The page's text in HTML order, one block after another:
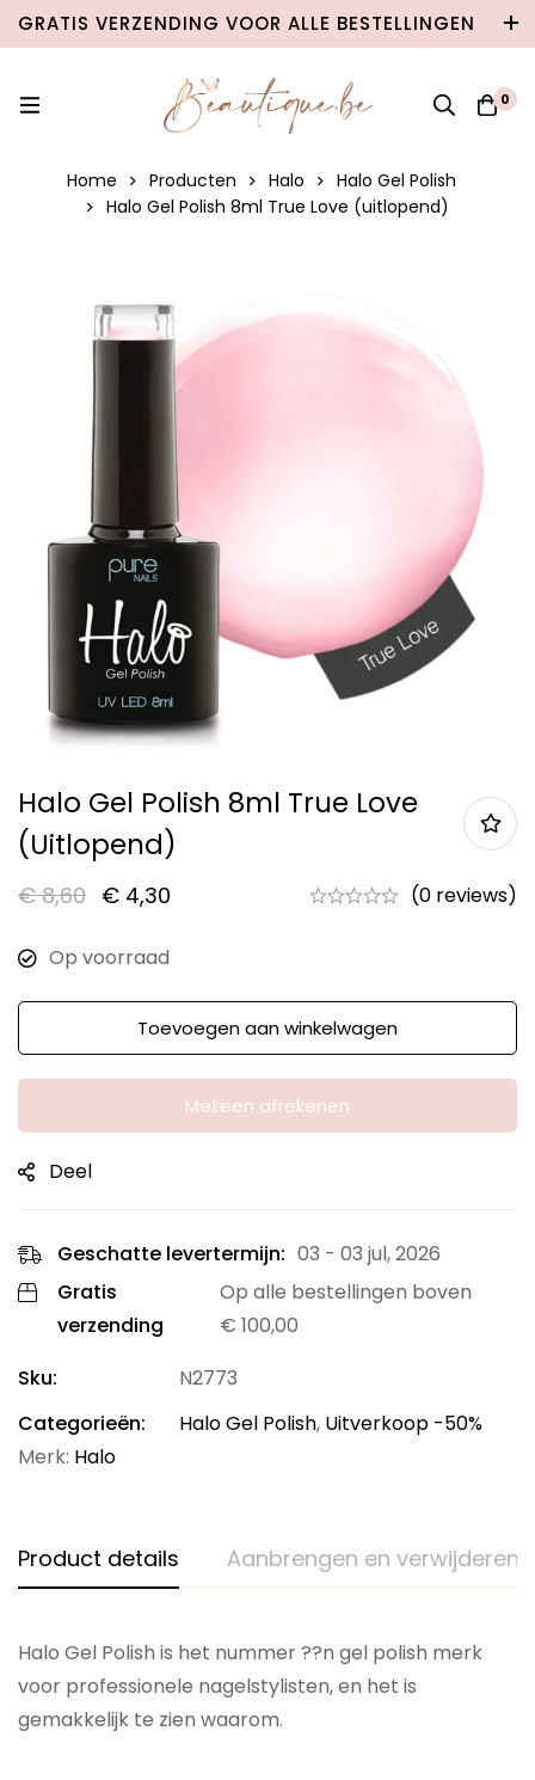
GRATIS VERZENDING VOOR ALLE BESTELLINGEN
VANAF €100 IN BELGIË & €120 NAAR
0
Home Producten Halo
Halo Gel Polish
Halo Gel Polish 8ml True Love (uitlopend)
Halo Gel Polish 8ml True Love
(uitlopend)
€8,60 € 4,30 (0 reviews)
Op voorraad
Toevoegen aan winkelwagen
Meteen afrekenen
Deel
Geschatte levertermijn: 03 - 03 jul, 2026
Gratis
verzending
Op alle bestellingen boven
€ 100,00
Sku:
N2773
Categorieën:
Halo Gel Polish, Uitverkoop -50%
Merk: Halo
Product details Aanbrengen en verwijderen
Halo Gel Polish is het nummer ??n gel polish merk
voor professionele nagelstylisten, en het is
gemakkelijk te zien waarom.